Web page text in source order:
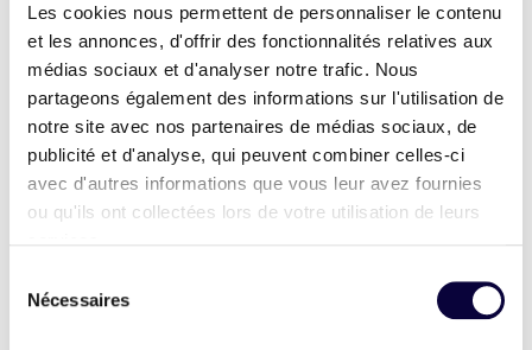
Les cookies nous permettent de personnaliser le contenu
et les annonces, d'offrir des fonctionnalités relatives aux
médias sociaux et d'analyser notre trafic. Nous
partageons également des informations sur l'utilisation de
notre site avec nos partenaires de médias sociaux, de
publicité et d'analyse, qui peuvent combiner celles-ci
avec d'autres informations que vous leur avez fournies
ou qu'ils ont collectées lors de votre utilisation de leurs
Nécessaires
capables de fournir un suivi en temps réel. Équipées de
capteursIoT(Internet des Objets) et d'étiquettes RFID
(Identification par radiofréquence), ces palettes offrent
une visibilité accrue sur les flux logistiques.
3. Les tendances actuelles
dans l'utilisation des palettes
est devenue une priorité pour
de nombreuses entreprises soucieuses de réduire leur